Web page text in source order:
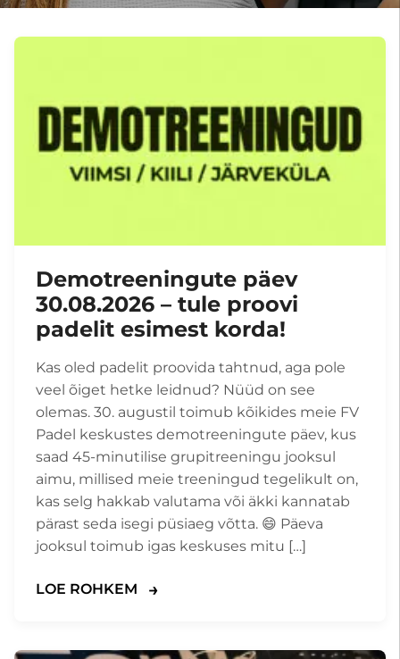
Demotreeningute päev
30.08.2026 – tule proovi
padelit esimest korda!
Kas oled padelit proovida tahtnud, aga pole
veel õiget hetke leidnud? Nüüd on see
olemas. 30. augustil toimub kõikides meie FV
Padel keskustes demotreeningute päev, kus
saad 45-minutilise grupitreeningu jooksul
aimu, millised meie treeningud tegelikult on,
kas selg hakkab valutama või äkki kannatab
pärast seda isegi püsiaeg võtta. 😄 Päeva
jooksul toimub igas keskuses mitu […]
LOE ROHKEM